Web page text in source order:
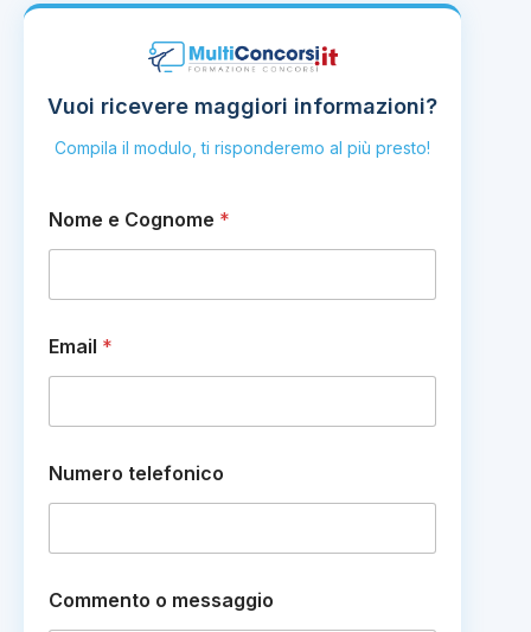
Vuoi ricevere maggiori informazioni?
Compila il modulo, ti risponderemo al più presto!
Nome e Cognome *
Email *
m
a
u
m
Numero telefonico
Commento o messaggio